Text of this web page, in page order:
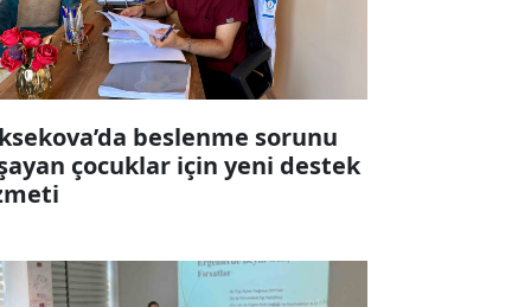
beslenme sorunu
çocuklar için yeni destek